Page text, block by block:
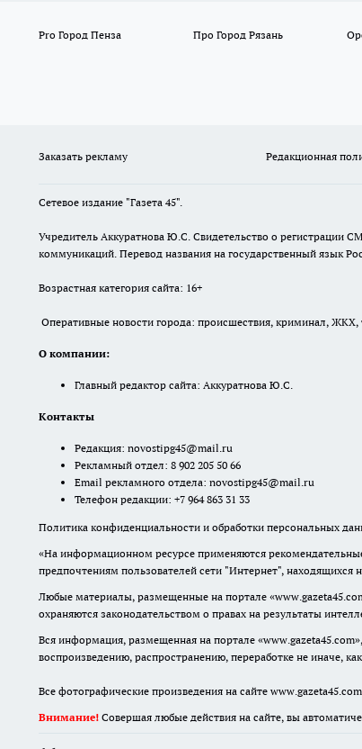
Pro Город Пенза Про Город Рязань
Заказать рекламу Редакционная
Сетевое издание "Газета 45".
Учредитель Аккуратнова Ю.С. Свидетельство о регистрации
коммуникаций. Перевод названия на государственный язык
Возрастная категория сайта: 16+
Оперативные новости города: происшествия, криминал, ЖКХ,
О компании:
Главный редактор сайта: Аккуратнова Ю.С.
Контакты
Редакция: novostipg45@mail.ru
Рекламный отдел: 8 902 205 50 66
Email рекламного отдела: novostipg45@mail.ru
Телефон редакции: +7 964 863 31 33
Политика конфиденциальности и обработки персональных
«На информационном ресурсе применяются
предпочтениям пользователей сети "Интернет", находящихся
Любые материалы, размещенные на портале
охраняются законодательством о правах на результаты
Вся информация, размещенная на портале
воспроизведению, распространению, переработке не иначе,
Все фотографические произведения на сайте
Внимание! Совершая любые действия на сайте, вы